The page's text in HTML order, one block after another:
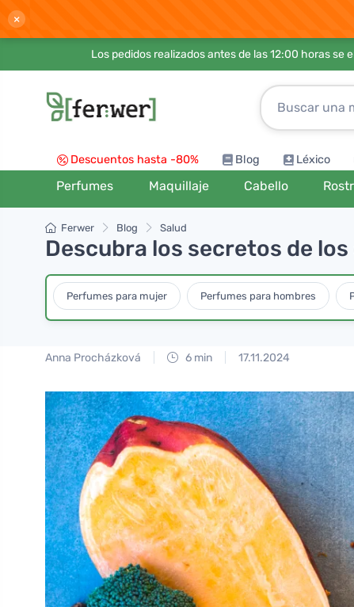
×
Los pedidos realizados antes de las 12:00 horas se
Descuentos hasta -80% Blog Léxico
Perfumes Maquillaje Cabello
Ferwer Blog Salud
Descubra los secretos de
Perfumes para mujer Perfumes para hombres
Anna Procházková 6 min 17.11.2024